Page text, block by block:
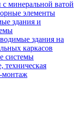
минеральной ватой
элементы
здания и
здания на
каркасов
системы
техническая
монтаж